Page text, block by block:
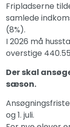
Fripladserne
samlede
(8%).
I 2026 må
overstige
Der skal
sæson.
og 1. juli.